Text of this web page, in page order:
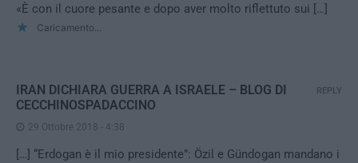
«È con il cuore pesante e dopo aver molto riflettuto sui […]
Caricamento...
IRAN DICHIARA GUERRA A ISRAELE – BLOG DI
CECCHINOSPADACCINO
29 Ottobre 2018 - 4:38
[…] “Erdogan è il mio presidente”: Özil e Gündogan mandano i
REPLY